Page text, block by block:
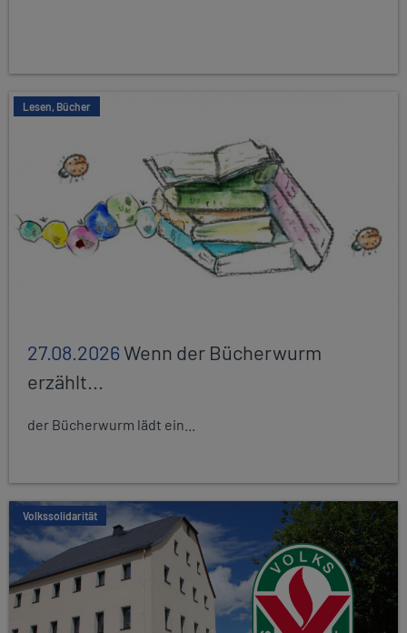
Lesen, Bücher
27.08.2026Wenn der Bücherwurm
erzählt...
der Bücherwurm lädt ein...
Volkssolidarität